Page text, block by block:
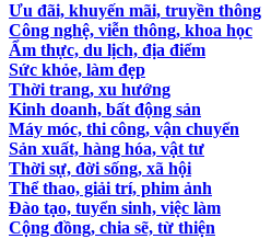
Ưu đãi, khuyến mãi, truyền thông
Công nghệ, viễn thông, khoa học
Ẩm thực, du lịch, địa điểm
Sức khỏe, làm đẹp
Thời trang, xu hướng
Kinh doanh, bất động sản
Máy móc, thi công, vận chuyển
Sản xuất, hàng hóa, vật tư
Thời sự, đời sống, xã hội
Thể thao, giải trí, phim ảnh
Đào tạo, tuyển sinh, việc làm
Cộng đồng, chia sẽ, từ thiện